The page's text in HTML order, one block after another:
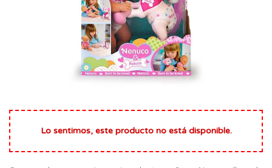
Lo sentimos, este producto no está disponible.